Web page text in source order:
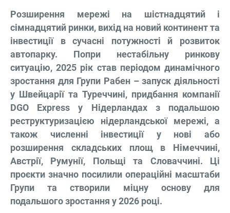
Розширення мережі на шістнадцятий і
сімнадцятий ринки, вихід на новий континент та
інвестиції в сучасні потужності й розвиток
автопарку. Попри нестабільну ринкову
ситуацію, 2025 рік став періодом динамічного
зростання для Групи Рабен – запуск діяльності
у Швейцарії та Туреччині, придбання компанії
DGO Express у Нідерландах з подальшою
реструктуризацією нідерландської мережі, а
також численні інвестиції у нові або
розширення складських площ в Німеччині,
Австрії, Румунії, Польщі та Словаччині. Ці
проєкти значно посилили операційні масштаби
Групи та створили міцну основу для
подальшого зростання у 2026 році.